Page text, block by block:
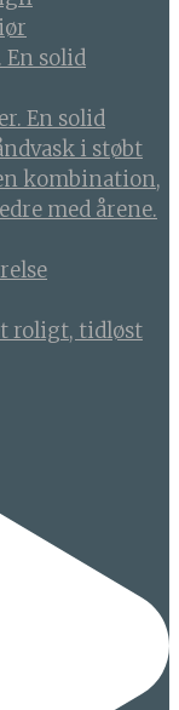
solid
roligt, tidløst